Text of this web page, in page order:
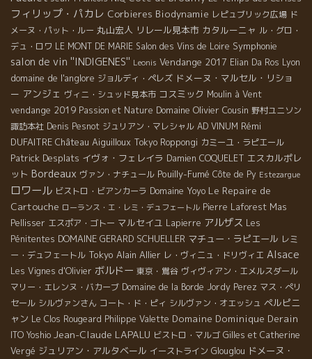
フィリップ・パカレ Corbieres Biodynamie レピュブリック広場 ド
メーヌ・パット・ルー 丸山宏人 リレール見本市 カタルーニャ ル・グロ・
デュ・ロワ LE MONT DE MARIE Salon des Vins de Loire Symphonie
salon de vin ''INDIGENES'' Leonis Vendange 2017 Elian Da Ros Lyon
domaine de l'anglore ジョルディ・ペレズ ドメーヌ・マルセル・リショ
ー アンジェ ヴィニ・シュッド見本市 コスミック Moulin à Vent
vendange 2019 Passion et Nature Domaine Olivier Cousin 野村ユニソン
諏訪本社 Denis Pesnot ジュリアン・マレシャル AD VINUM Rémi
DUFAITRE Château Aiguilloux Tokyo Roppongi カミーユ・ラピエール
Patrick Desplats イヴォ・フェレイラ Damien COQUELET エスカルポレ
ット Bordeaux ヴァン・ナチュール Pouilly-Fumé Côte de Py Estezargue
ロワール ビストロ・ビアンカーラ Domaine Yoyo Le Repaire de
Cartouche ローランス・エ・レミ・デュフェートル Pierre Laforest Mas
Pellisser エスポア・ゴトー マルセイユ Lapierre アルザス Les
Pénitentes DOMAINE GERARD SCHUELLER マチュー・ラピエール レミ
ー・デュフェートル Tokyo Alain Allier レ・ヴィニュ・ドリヴィエ Alsace
Les Vignes d'Olivier ボルドー 東京・鴬谷 ヴィヴィアン・エメルスダール
マリー・エレンヌ・バカーブ Domaine de la Borde Jordy Perez マス・ぺリ
セール シルヴァンさん コート・ド・ピィ シルヴァン・オエッシュ ペルピニ
ャン Le Clos Rougeard Philippe Valette Domaine Dominique Derain
ITO Yoshio Jean-Claude LAPALU ビストロ・マルゴ Gilles et Catherine
Vergé ジュリアン・アルタベール イーストライン Glouglou ドメーヌ・